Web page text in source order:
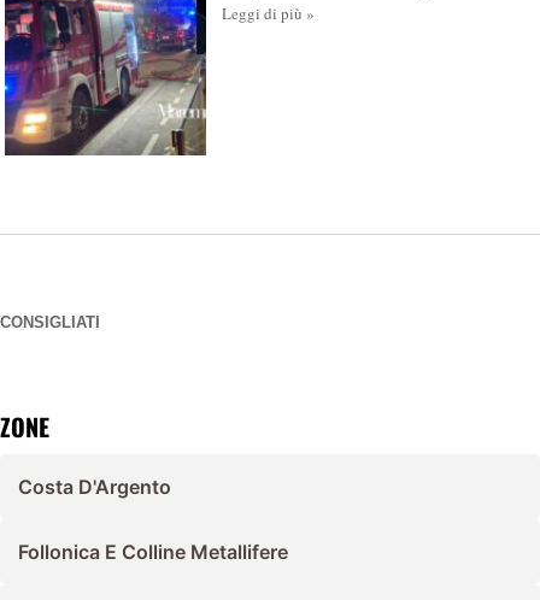
Leggi di più »
CONSIGLIATI
ZONE
Costa D'Argento
Follonica E Colline Metallifere